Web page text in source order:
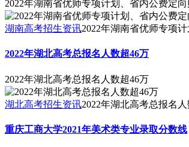
2022年湖南省优师专项计划、省内公费定
湖南高考招生资讯2022年湖南省优师专项
2022年湖北高考总报名人数超46万
2022年湖北高考总报名人数超46万
湖北高考招生资讯2022年湖北高考总报名
重庆工商大学2021年美术类专业录取分数线